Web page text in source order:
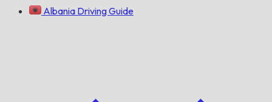
Albania Driving Guide